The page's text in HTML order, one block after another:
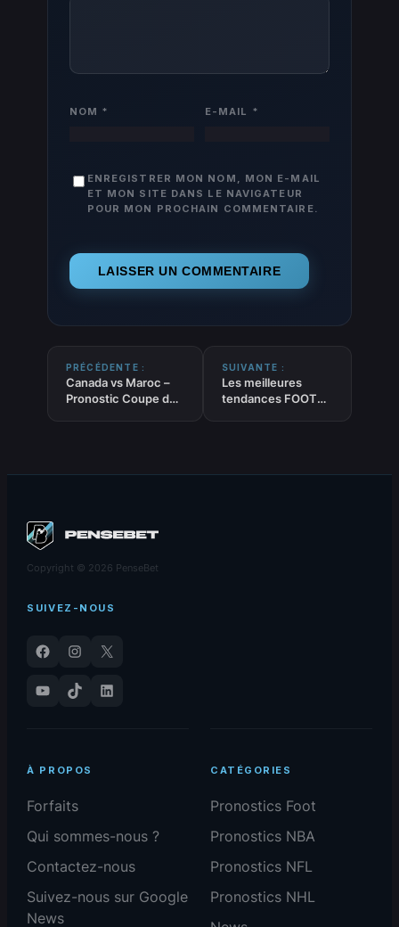
NOM * E-MAIL *
ENREGISTRER MON NOM, MON E-MAIL
ET MON SITE DANS LE NAVIGATEUR
POUR MON PROCHAIN COMMENTAIRE.
PRÉCÉDENTE :
Canada vs Maroc –
Pronostic Coupe du
SUIVANTE :
Les meilleures
tendances FOOT
Copyright © 2026 PenseBet
SUIVEZ-NOUS
Facebook Instagram
X
YouTube
TikTok LinkedIn
À PROPOS
Forfaits
Qui sommes-nous ?
Contactez-nous
Suivez-nous sur Google
News
CATÉGORIES
Pronostics Foot
Pronostics NBA
Pronostics NFL
Pronostics NHL